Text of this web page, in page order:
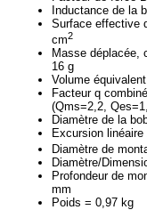
Inductance de la
Surface effective
cm2
Masse déplacée,
16 g
Volume équivalent
Facteur q
(Qms=2,2,
Diamètre de la
Excursion linéaire
Diamètre de
Diamètre/
Profondeur de
mm
Poids = 0,97 kg